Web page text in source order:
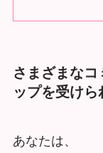
さまざまな
ップを受けら
あなたは、